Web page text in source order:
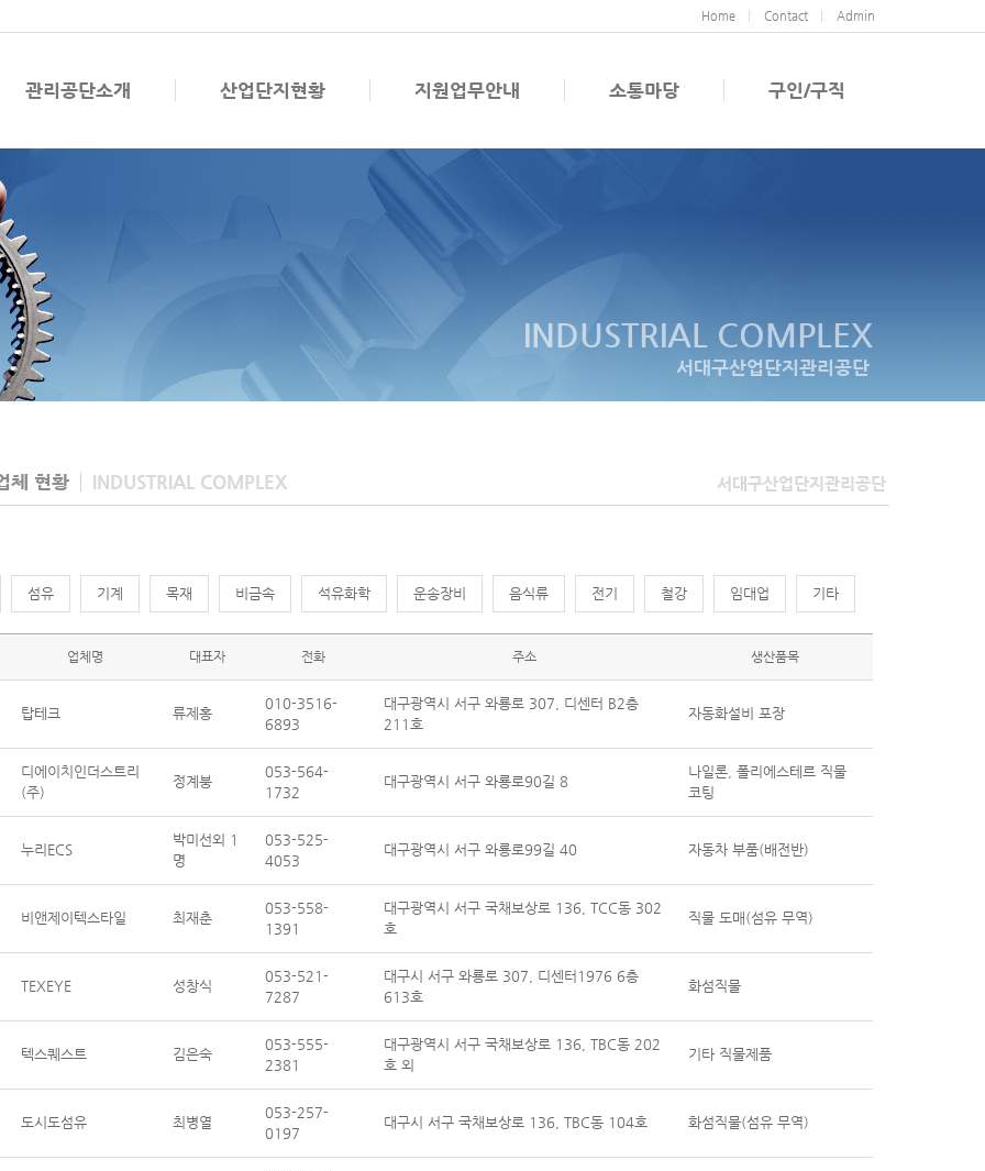
Home Contact Admin
관리공단소개 산업단지현황 지원업무안내 소통마당 구인/구직
INDUSTRIAL COMPLEX
서대구산업단지관리공단
체 현황 INDUSTRIAL COMPLEX 서대구산업단지관리공단
섬유 기계 목재 비금속 석유화학 운송장비 음식류 전기 철강 임대업 기타
업체명 대표자 전화 주소 생산품목
탑테크 류제홍
010-3516-
6893
대구광역시 서구 와룡로 307, 디센터 B2층
211호
자동화설비 포장
디에이치인더스트리
(주)
정계붕
053-564-
1732
대구광역시 서구 와룡로90길 8
나일론, 폴리에스테르 직물
코팅
누리ECS
박미선외 1
명
053-525-
4053
대구광역시 서구 와룡로99길 40 자동차 부품(배전반)
비앤제이텍스타일 최재춘
053-558-
1391
대구광역시 서구 국채보상로 136, TCC동 302
호
직물 도매(섬유 무역)
TEXEYE 성창식
053-521-
7287
대구시 서구 와룡로 307, 디센터1976 6층
613호
화섬직물
텍스퀘스트 김은숙
053-555-
2381
대구광역시 서구 국채보상로 136, TBC동 202
호 외
기타 직물제품
도시도섬유 최병열
053-257-
0197
대구시 서구 국채보상로 136, TBC동 104호 화섬직물(섬유 무역)